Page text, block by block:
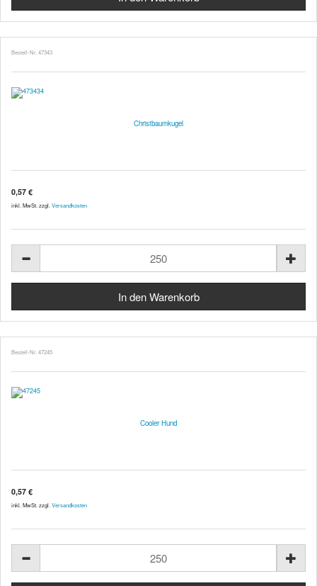
Bestell-Nr. 47343
Christbaumkugel
0,57 €
inkl. MwSt. zzgl. Versandkosten
Bestell-Nr. 47245
Cooler Hund
0,57 €
inkl. MwSt. zzgl. Versandkosten